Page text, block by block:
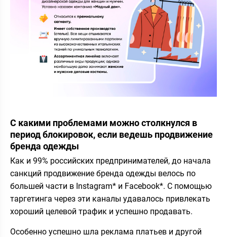
С какими проблемами можно столкнулся в
период блокировок, если ведешь продвижение
бренда одежды
Как и 99% российских предпринимателей, до начала
санкций продвижение бренда одежды велось по
большей части в Instagram* и Facebook*. С помощью
таргетинга через эти каналы удавалось привлекать
хороший целевой трафик и успешно продавать.
Особенно успешно шла реклама платьев и другой